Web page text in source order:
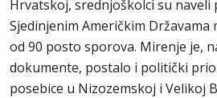
Hrvatskoj, srednjoškolci su naveli
Sjedinjenim Američkim Državama
od 90 posto sporova. Mirenje je,
dokumente, postalo i politički
posebice u Nizozemskoj i Velikoj